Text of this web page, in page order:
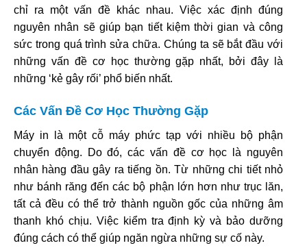
chỉ ra một vấn đề khác nhau. Việc xác định đúng
nguyên nhân sẽ giúp bạn tiết kiệm thời gian và công
sức trong quá trình sửa chữa. Chúng ta sẽ bắt đầu với
những vấn đề cơ học thường gặp nhất, bởi đây là
những ‘kẻ gây rối’ phổ biến nhất.
Các Vấn Đề Cơ Học Thường Gặp
Máy in là một cỗ máy phức tạp với nhiều bộ phận
chuyển động. Do đó, các vấn đề cơ học là nguyên
nhân hàng đầu gây ra tiếng ồn. Từ những chi tiết nhỏ
như bánh răng đến các bộ phận lớn hơn như trục lăn,
tất cả đều có thể trở thành nguồn gốc của những âm
thanh khó chịu. Việc kiểm tra định kỳ và bảo dưỡng
đúng cách có thể giúp ngăn ngừa những sự cố này.